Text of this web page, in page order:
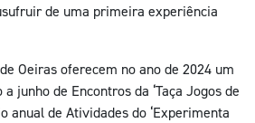
de uma primeira experiência
Oeiras oferecem no ano de 2024 um
junho de Encontros da ‘Taça Jogos de
anual de Atividades do ‘Experimenta